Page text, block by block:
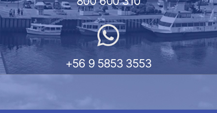
+56 9 5853 3553